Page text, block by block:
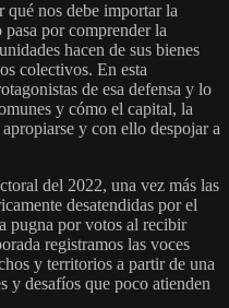
qué nos debe importar la
pasa por comprender la
hacen de sus bienes
colectivos. En esta
de esa defensa y lo
y cómo el capital, la
y con ello despojar a
del 2022, una vez más las
desatendidas por el
pugna por votos al recibir
registramos las voces
y territorios a partir de una
y desafíos que poco atienden